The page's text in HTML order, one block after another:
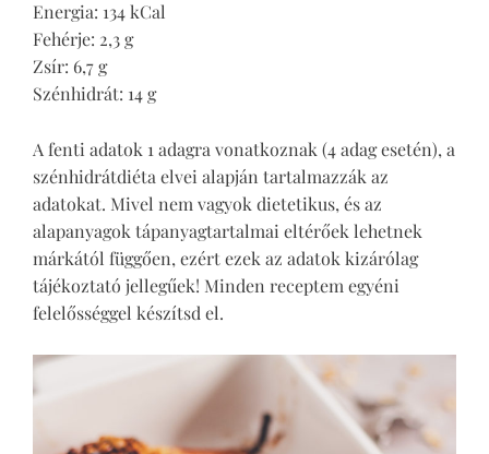
Energia: 134 kCal
Fehérje: 2,3 g
Zsír: 6,7 g
Szénhidrát: 14 g
A fenti adatok 1 adagra vonatkoznak (4 adag esetén), a
szénhidrátdiéta elvei alapján tartalmazzák az
adatokat. Mivel nem vagyok dietetikus, és az
alapanyagok tápanyagtartalmai eltérőek lehetnek
márkától függően, ezért ezek az adatok kizárólag
tájékoztató jellegűek! Minden receptem egyéni
felelősséggel készítsd el.